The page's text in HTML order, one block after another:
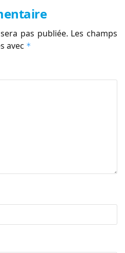
pas publiée. Les champs
avec *